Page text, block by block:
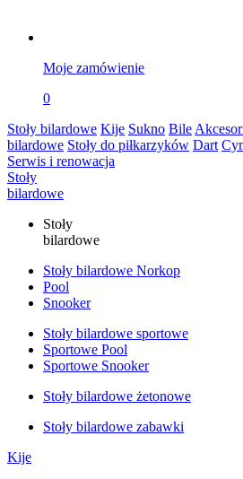
Moje zamówienie
0
Stoły bilardowe Kije Sukno Bile
bilardowe Stoły do piłkarzyków Dart
Serwis i renowacja
Stoły
bilardowe
Stoły
bilardowe
Stoły bilardowe Norkop
Pool
Snooker
Stoły bilardowe sportowe
Sportowe Pool
Sportowe Snooker
Stoły bilardowe żetonowe
Stoły bilardowe zabawki
Kije